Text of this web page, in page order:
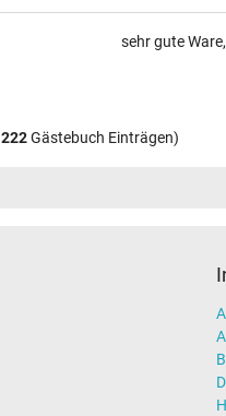
sehr gute
222Gästebuch Einträgen)